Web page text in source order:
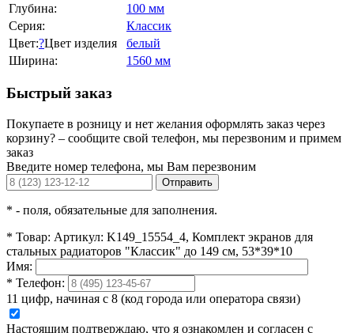
Глубина:
100 мм
Серия:
Классик
Цвет:?Цвет изделия
белый
Ширина:
1560 мм
Быстрый заказ
Покупаете в розницу и нет желания оформлять заказ через
корзину? – сообщите свой телефон, мы перезвоним и примем
заказ
Введите номер телефона, мы Вам перезвоним
Отправить
* - поля, обязательные для заполнения.
* Товар: Артикул: K149_15554_4, Комплект экранов для
стальных радиаторов "Классик" до 149 см, 53*39*10
Имя:
* Телефон:
11 цифр, начиная с 8 (код города или оператора связи)
Настоящим подтверждаю, что я ознакомлен и согласен с